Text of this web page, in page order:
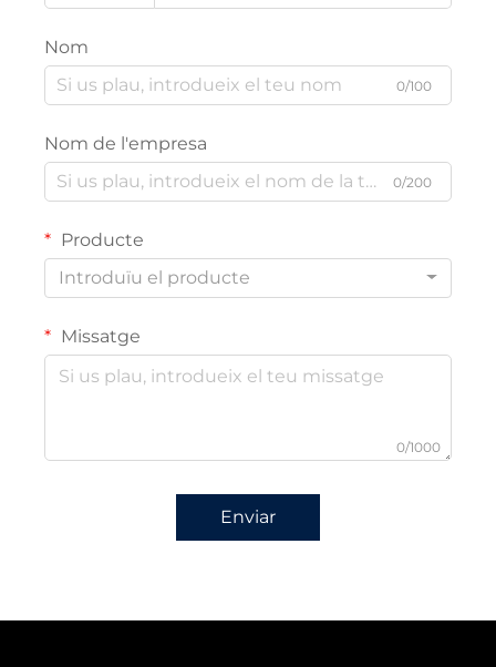
Nom
0/100
Nom de l'empresa
0/200
Producte
Introduïu el producte
Missatge
0/1000
Enviar